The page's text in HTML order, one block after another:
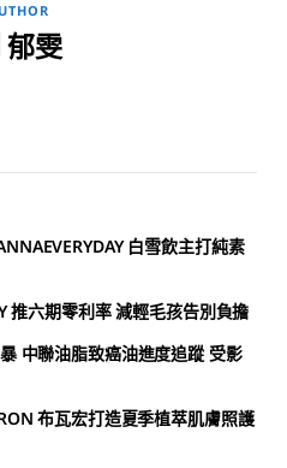
郁雯
白雪飲主打純素
推六期零利率 減輕毛孩告別負擔
中聯油脂致癌油進度追蹤 受影
布瓦宏打造夏季植萃肌膚照護